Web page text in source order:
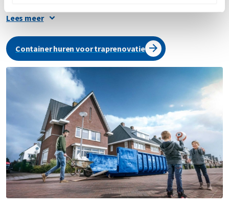
sloop
Een container voor de deur zorgt voor overzicht, ruimte
en efficiëntie. Je ruimt direct op tijdens het klussen en
houdt zo het werk netjes en veilig. Of je nu een kleine
renovatie uitvoert of een complete trap verwijdert: bij
Renewi huur je eenvoudig de juiste container voor jouw
project – inclusief levering, ophalen en verwerking van het
afval.
Lees meer
Container huren voor traprenovatie